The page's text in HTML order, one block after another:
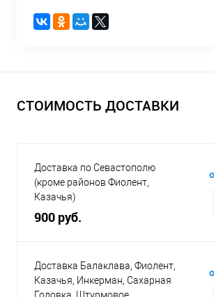
СТОИМОСТЬ ДОСТАВКИ
Доставка по Севастополю
(кроме районов Фиолент,
Казачья)
900 руб.
Доставка Балаклава, Фиолент,
Казачья, Инкерман, Сахарная
Головка, Штурмовое